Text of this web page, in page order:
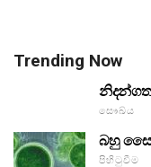
Trending Now
නිදන්ගත
සෞඛ්ය
බහු
පිහිටුවීම